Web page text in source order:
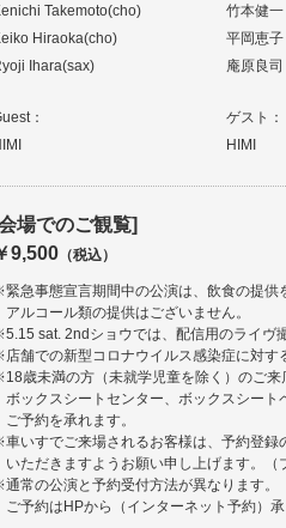
Takemoto(cho)
竹本健
Hiraoka(cho)
平岡恵
Ihara(sax)
庵原良
：
ゲスト：
HIMI
場でのご観覧]
9,500 （税込）
急事態宣言期間中の公演は、飲食の提供
アルコール類の提供はございません。
sat. 2ndショウでは、配信用のライヴ
舗での新型コロナウイルス感染症に対す
歳未満の方（未就学児童を除く）のご来
ボックスシートセンター、ボックスシート
ご予約を承れます。
いすでご来場されるお客様は、予約登録
いただきますようお願い申し上げます。
常の公演と予約受付方法が異なります。
ご予約はHPから（インターネット予約）